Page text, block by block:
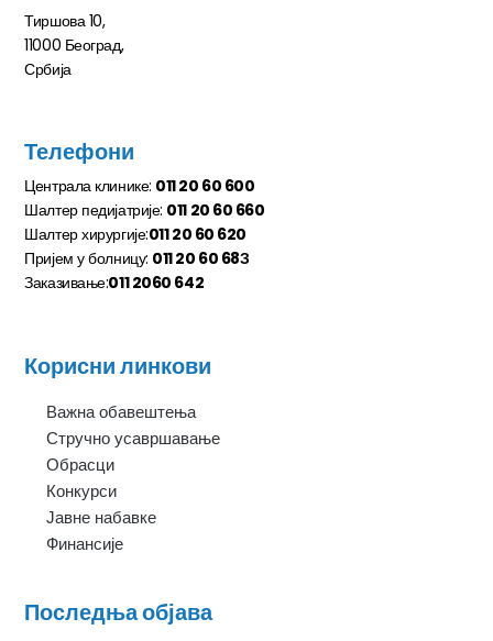
Тиршова 10,
11000 Београд,
Србија
Телефони
Централа клинике: 011 20 60 600
Шалтер педијатрије: 011 20 60 660
Шалтер хирургије:011 20 60 620
Пријем у болницу: 011 20 60 68З
Заказивање:011 2060 642
Корисни линкови
Важна обавештења
Стручно усавршавање
Обрасци
Конкурси
Јавне набавке
Финансије
Последња објава